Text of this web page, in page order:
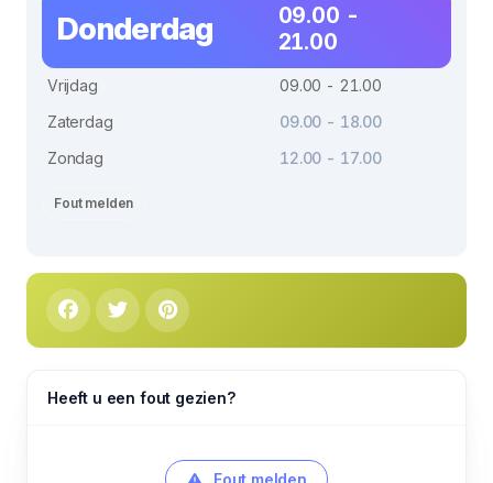
Donderdag
09.00 -
21.00
Vrijdag
09.00 - 21.00
Zaterdag
09.00 - 18.00
Zondag
12.00 - 17.00
Fout melden
Heeft u een fout gezien?
Fout melden